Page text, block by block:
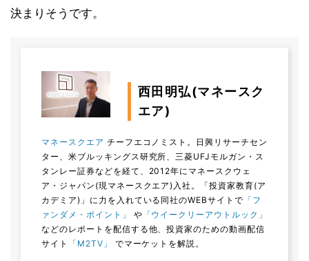
決まりそうです。
西田明弘(マネースク
エア)
マネースクエア チーフエコノミスト。日興リサーチセン
ター、米ブルッキングス研究所、三菱UFJモルガン・ス
タンレー証券などを経て、2012年にマネースクウェ
ア・ジャパン(現マネースクエア)入社。「投資家教育(ア
カデミア)」に力を入れている同社のWEBサイトで 「フ
ァンダメ・ポイント」
や 「ウイークリーアウトルック」
などのレポートを配信する他、投資家のための動画配信
サイト
「M2TV」 でマーケットを解説。